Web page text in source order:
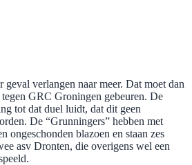
verlangen naar meer. Dat moet dan
GRC Groningen gebeuren. De
tot dat duel luidt, dat dit geen
De “Grunningers” hebben met
blazoen en staan zes
asv Dronten, die overigens wel een